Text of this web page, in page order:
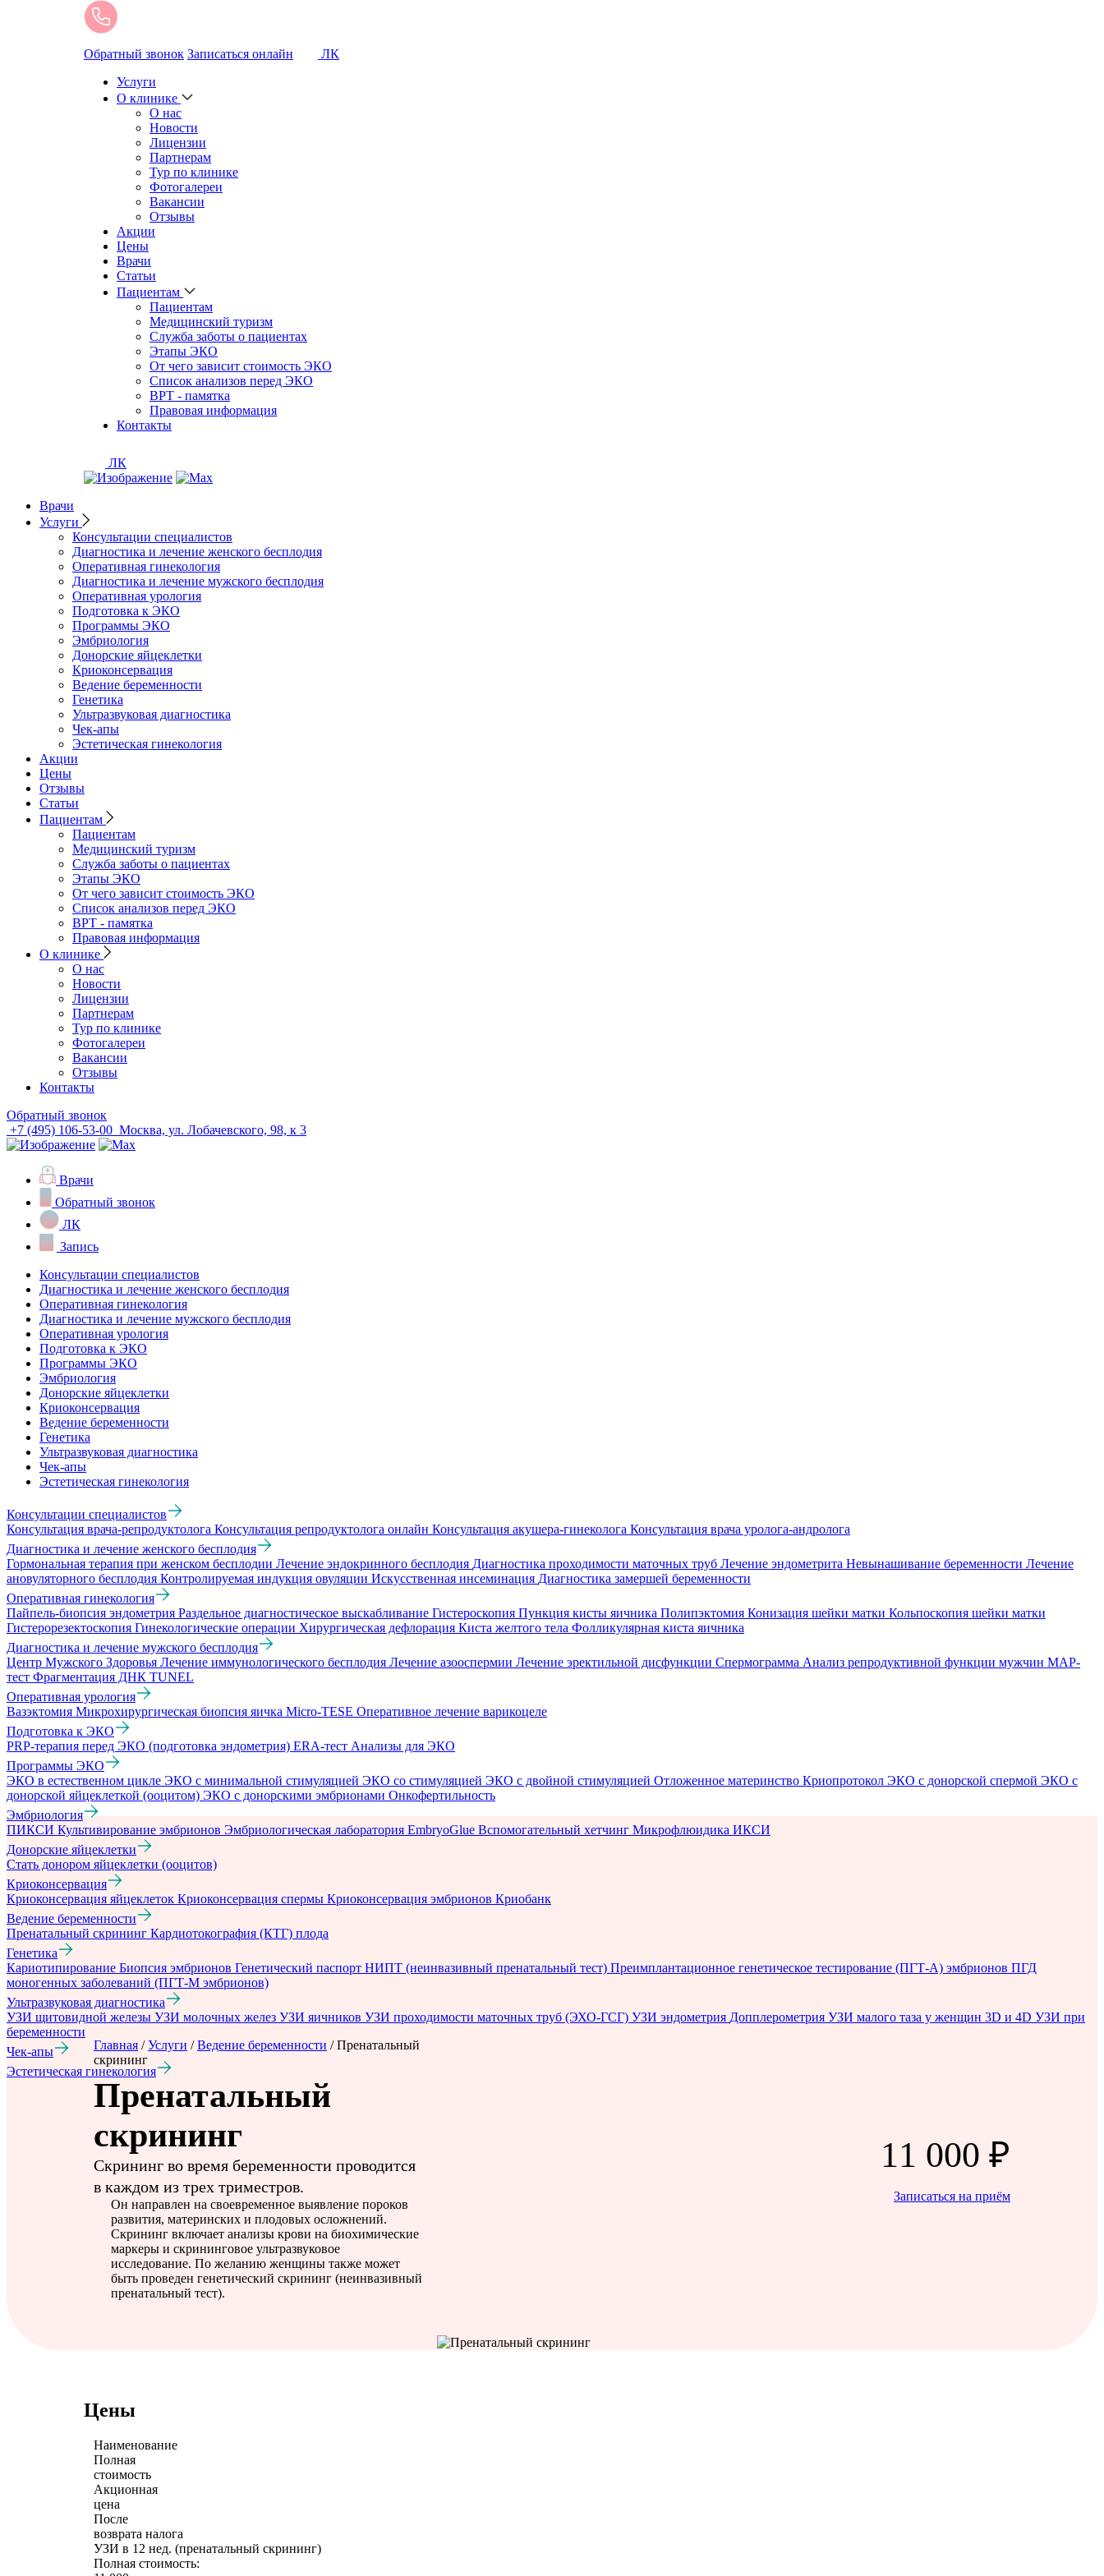
Обратный звонок Записаться онлайн
ЛК
Услуги
О клинике
О нас
Новости
Лицензии
Партнерам
Тур по клинике
Фотогалереи
Вакансии
Отзывы
Акции
Цены
Врачи
Статьи
Пациентам
Пациентам
Медицинский туризм
Служба заботы о пациентах
Этапы ЭКО
От чего зависит стоимость ЭКО
Список анализов перед ЭКО
ВРТ - памятка
Правовая информация
Контакты
ЛК
Врачи
Услуги
Консультации специалистов
Диагностика и лечение женского бесплодия
Оперативная гинекология
Диагностика и лечение мужского бесплодия
Оперативная урология
Подготовка к ЭКО
Программы ЭКО
Эмбриология
Донорские яйцеклетки
Криоконсервация
Ведение беременности
Генетика
Ультразвуковая диагностика
Чек-апы
Эстетическая гинекология
Акции
Цены
Отзывы
Статьи
Пациентам
Пациентам
Медицинский туризм
Служба заботы о пациентах
Этапы ЭКО
От чего зависит стоимость ЭКО
Список анализов перед ЭКО
ВРТ - памятка
Правовая информация
О клинике
О нас
Новости
Лицензии
Партнерам
Тур по клинике
Фотогалереи
Вакансии
Отзывы
Контакты
Обратный звонок
+7 (495) 106-53-00 Москва, ул. Лобачевского, 98, к 3
Врачи
Обратный звонок
ЛК
Запись
Консультации специалистов
Диагностика и лечение женского бесплодия
Оперативная гинекология
Диагностика и лечение мужского бесплодия
Оперативная урология
Подготовка к ЭКО
Программы ЭКО
Эмбриология
Донорские яйцеклетки
Криоконсервация
Ведение беременности
Генетика
Ультразвуковая диагностика
Чек-апы
Эстетическая гинекология
Консультации специалистов
Консультация врача-репродуктолога Консультация репродуктолога онлайн Консультация акушера-гинеколога Консультация врача уролога-андролога
Диагностика и лечение женского бесплодия
Гормональная терапия при женском бесплодии Лечение эндокринного бесплодия Диагностика проходимости маточных труб Лечение эндометрита Невынашивание беременности Лечение
ановуляторного бесплодия Контролируемая индукция овуляции Искусственная инсеминация Диагностика замершей беременности
Оперативная гинекология
Пайпель-биопсия эндометрия Раздельное диагностическое выскабливание Гистероскопия Пункция кисты яичника Полипэктомия Конизация шейки матки Кольпоскопия шейки матки
Гистерорезектоскопия Гинекологические операции Хирургическая дефлорация Киста желтого тела Фолликулярная киста яичника
Диагностика и лечение мужского бесплодия
Центр Мужского Здоровья Лечение иммунологического бесплодия Лечение азооспермии Лечение эректильной дисфункции Спермограмма Анализ репродуктивной функции мужчин МАР-
тест Фрагментация ДНК TUNEL
Оперативная урология
Вазэктомия Микрохирургическая биопсия яичка Micro-TESE Оперативное лечение варикоцеле
Подготовка к ЭКО
PRP-терапия перед ЭКО (подготовка эндометрия) ERA-тест Анализы для ЭКО
Программы ЭКО
ЭКО в естественном цикле ЭКО с минимальной стимуляцией ЭКО со стимуляцией ЭКО с двойной стимуляцией Отложенное материнство Криопротокол ЭКО с донорской спермой ЭКО с
донорской яйцеклеткой (ооцитом) ЭКО с донорскими эмбрионами Онкофертильность
Эмбриология
ПИКСИ Культивирование эмбрионов Эмбриологическая лаборатория EmbryoGlue Вспомогательный хетчинг Микрофлюидика ИКСИ
Донорские яйцеклетки
Стать донором яйцеклетки (ооцитов)
Криоконсервация
Криоконсервация яйцеклеток Криоконсервация спермы Криоконсервация эмбрионов Криобанк
Ведение беременности
Пренатальный скрининг Кардиотокография (КТГ) плода
Генетика
Кариотипирование Биопсия эмбрионов Генетический паспорт НИПТ (неинвазивный пренатальный тест) Преимплантационное генетическое тестирование (ПГТ-А) эмбрионов ПГД
моногенных заболеваний (ПГТ-М эмбрионов)
Ультразвуковая диагностика
УЗИ щитовидной железы УЗИ молочных желез УЗИ яичников УЗИ проходимости маточных труб (ЭХО-ГСГ) УЗИ эндометрия Допплерометрия УЗИ малого таза у женщин 3D и 4D УЗИ при
беременности
Чек-апы
Эстетическая гинекология
Главная /Услуги /Ведение беременности /Пренатальный
скрининг
Пренатальный
скрининг
Скрининг во время беременности проводится
в каждом из трех триместров.
Он направлен на своевременное выявление пороков
развития, материнских и плодовых осложнений.
Скрининг включает анализы крови на биохимические
маркеры и скрининговое ультразвуковое
исследование. По желанию женщины также может
быть проведен генетический скрининг (неинвазивный
пренатальный тест).
11 000 ₽
Записаться на приём
Цены
Наименование
Полная
стоимость
Акционная
цена
После
возврата налога
УЗИ в 12 нед. (пренатальный скрининг)
Полная стоимость: